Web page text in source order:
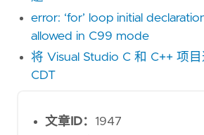
error: ‘for’ loop initial
allowed in C99 mode
将 Visual Studio C 和 C++ 项
CDT
文章ID： 1947